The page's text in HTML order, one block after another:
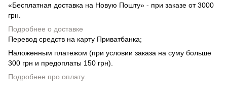
«Бесплатная доставка на Новую Пошту» - при заказе от 3000
грн.
Подробнее о доставке
Перевод средств на карту Приватбанка;
Наложенным платежом (при условии заказа на суму больше
300 грн и предоплаты 150 грн).
Подробнее про оплату.